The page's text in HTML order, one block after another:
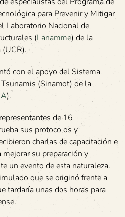
para Prevenir y Mitigar
Laboratorio Nacional de
(Lanamme) de la
(UCR).
con el apoyo del Sistema
(Sinamot) de la
).
de 16
sus protocolos y
charlas de capacitación e
su preparación y
un evento de esta naturaleza.
que se originó frente a
tardaría unas dos horas para